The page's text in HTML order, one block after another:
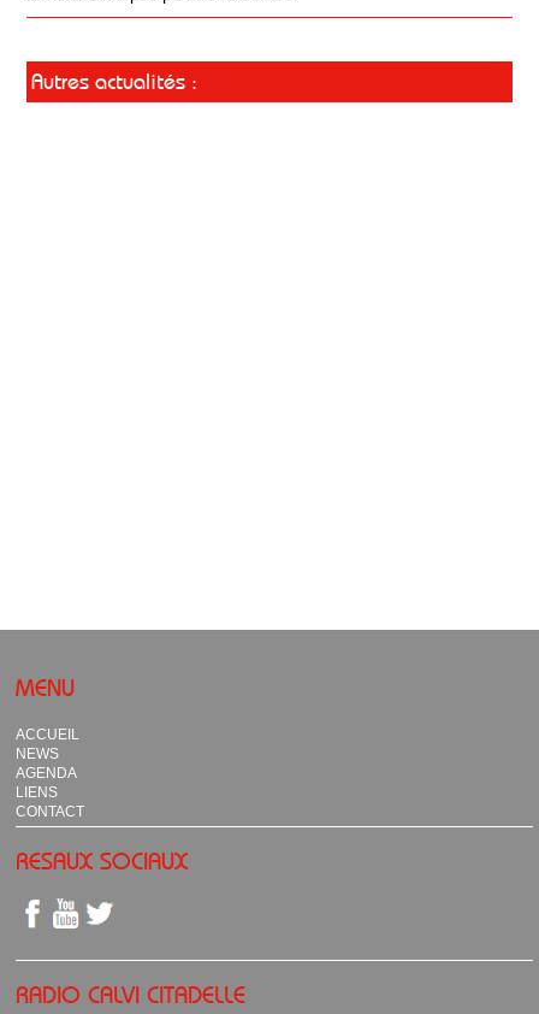
Autres actualités :
MENU
ACCUEIL
NEWS
AGENDA
LIENS
CONTACT
RESAUX SOCIAUX
RADIO CALVI CITADELLE